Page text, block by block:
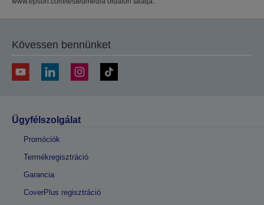
Kövessen bennünket
Ügyfélszolgálat
Promóciók
Termékregisztráció
Garancia
CoverPlus regisztráció